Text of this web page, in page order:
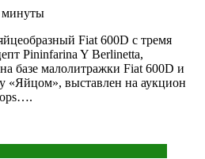
минуты
Fiat 600D с тремя
Pininfarina Y Berlinetta,
базе малолитражки Fiat 600D и
«Яйцом», выставлен на аукцион